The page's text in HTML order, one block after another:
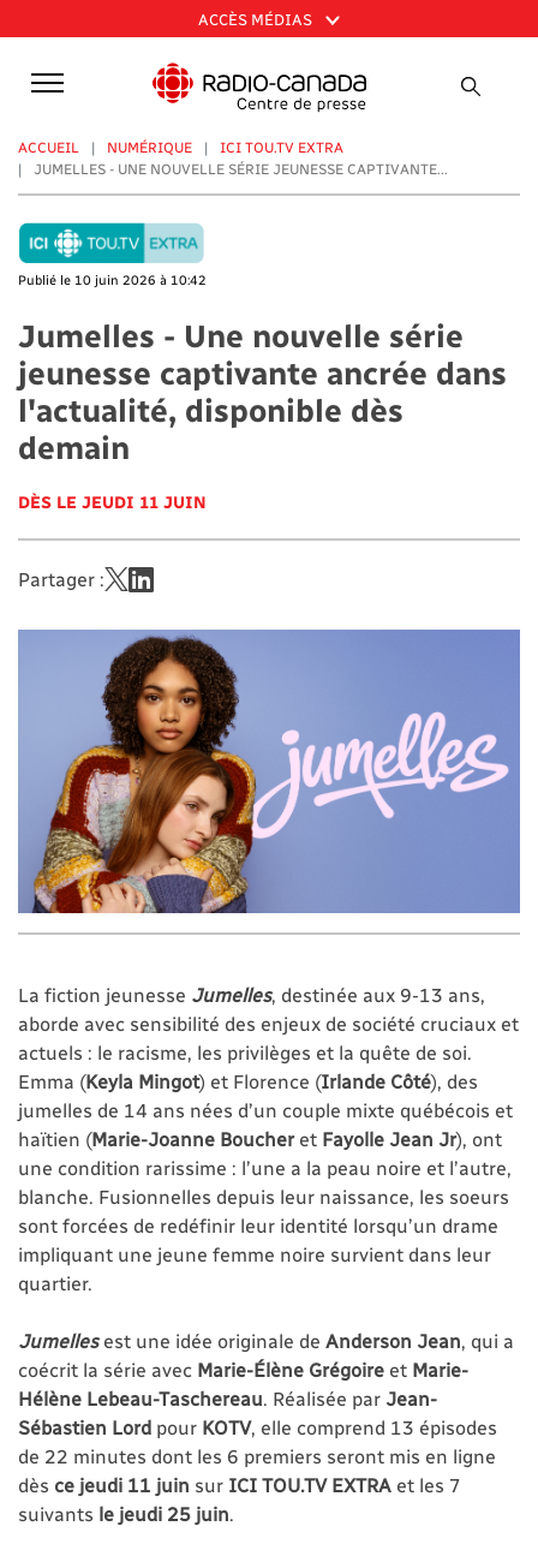
au
contenu
principal
ACCÈS MÉDIAS
ACCUEIL NUMÉRIQUE
ICI TOU.TV EXTRA
JUMELLES - UNE NOUVELLE SÉRIE JEUNESSE CAPTIVANTE...
Publié le 10 juin 2026 à 10:42
Jumelles - Une nouvelle série
jeunesse captivante ancrée dans
l'actualité, disponible dès
demain
DÈS LE JEUDI 11 JUIN
Partager :
La fiction jeunesse Jumelles, destinée aux 9-13 ans,
aborde avec sensibilité des enjeux de société cruciaux et
actuels : le racisme, les privilèges et la quête de soi.
Emma (Keyla Mingot) et Florence (Irlande Côté), des
jumelles de 14 ans nées d’un couple mixte québécois et
haïtien (Marie-Joanne Boucheret Fayolle Jean Jr), ont
une condition rarissime : l’une a la peau noire et l’autre,
blanche. Fusionnelles depuis leur naissance, les soeurs
sont forcées de redéfinir leur identité lorsqu’un drame
impliquant une jeune femme noire survient dans leur
quartier.
Jumelles est une idée originale de Anderson Jean , qui a
coécrit la série avec Marie-Élène Grégoire et Marie-
Hélène Lebeau-Taschereau . Réalisée par Jean-
Sébastien Lord pour KOTV, elle comprend 13 épisodes
de 22 minutes dont les 6 premiers seront mis en ligne
dès ce jeudi 11 juin sur ICI TOU.TV EXTRA et les 7
suivants le jeudi 25 juin